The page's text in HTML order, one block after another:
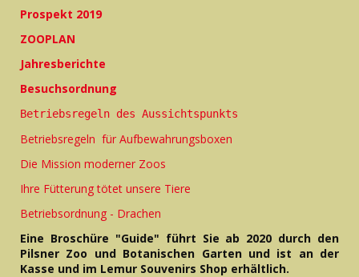
Prospekt 2019
ZOOPLAN
Jahresberichte
Besuchsordnung
Betriebsregeln des Aussichtspunkts
Betriebsregeln für Aufbewahrungsboxen
Die Mission moderner Zoos
Ihre Fütterung tötet unsere Tiere
Betriebsordnung - Drachen
Eine Broschüre "Guide" führt Sie ab 2020 durch den
Pilsner Zoo und Botanischen Garten und ist an der
Kasse und im Lemur Souvenirs Shop erhältlich.